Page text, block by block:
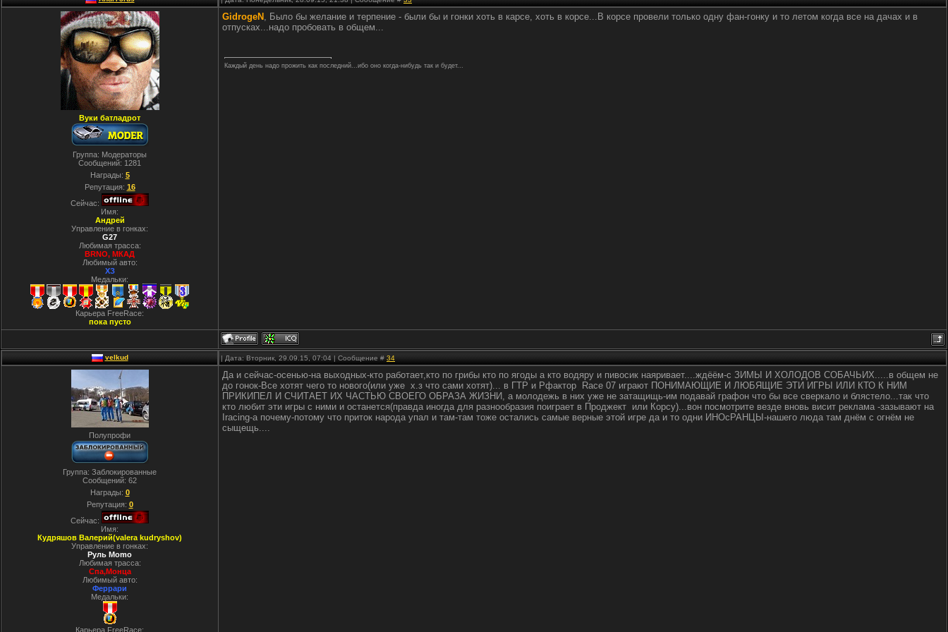
Вуки батладрот
Группа: Модераторы
Сообщений: 1281
Награды: 5
Репутация: 16
Сейчас:
Имя:
Андрей
Управление в гонках:
G27
Любимая трасса:
BRNO, МКАД
Любимый авто:
ХЗ
Медальки:
Карьера FreeRace:
пока пусто
GidrogeN , Было бы желание и терпение - были бы и гонки хоть в карсе, хоть в корсе...В корсе провели только одну фан-гонку и то летом когда все на дачах и в
отпусках...надо пробовать в общем...
Каждый день надо прожить как последний...ибо оно когда-нибудь так и будет...
velkud | Дата: Вторник, 29.09.15, 07:04 | Сообщение # 34
Полупрофи
Группа: Заблокированные
Сообщений: 62
Награды: 0
Репутация: 0
Сейчас:
Имя:
Кудряшов Валерий(valera kudryshov)
Управление в гонках:
Руль Momo
Любимая трасса:
Спа,Монца
Любимый авто:
Феррари
Медальки:
Карьера FreeRace:
Да и сейчас-осенью-на выходных-кто работает,кто по грибы кто по ягоды а кто водяру и пивосик наяривает....ждёём-с ЗИМЫ И ХОЛОДОВ СОБАЧЬИХ.....в общем не
до гонок-Все хотят чего то нового(или уже х.з что сами хотят)... в ГТР и Рфактор Race 07 играют ПОНИМАЮЩИЕ И ЛЮБЯЩИЕ ЭТИ ИГРЫ ИЛИ КТО К НИМ
ПРИКИПЕЛ И СЧИТАЕТ ИХ ЧАСТЬЮ СВОЕГО ОБРАЗА ЖИЗНИ, а молодежь в них уже не затащищь-им подавай графон что бы все сверкало и блястело...так что
кто любит эти игры с ними и останется(правда иногда для разнообразия поиграет в Проджект или Корсу)...вон посмотрите везде вновь висит реклама -зазывают на
Iracing-а почему-потому что приток народа упал и там-там тоже остались самые верные этой игре да и то одни ИНОсРАНЦЫ-нашего люда там днём с огнём не
сыщещь....